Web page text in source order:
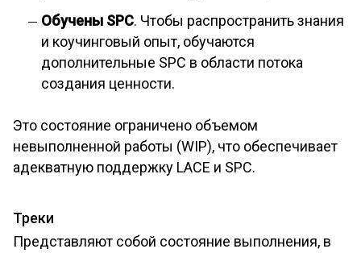
Обучены SPC. Чтобы распространить знания
и коучинговый опыт, обучаются
дополнительные SPC в области потока
создания ценности.
Это состояние ограничено объемом
невыполненной работы (WIP), что обеспечивает
адекватную поддержку LACE и SPC.
Треки
Представляют собой состояние выполнения, в